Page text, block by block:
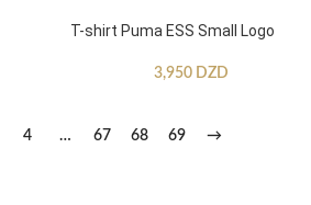
T-shirt Puma ESS Small Logo
3,950 DZD
4 … 67 68 69 →